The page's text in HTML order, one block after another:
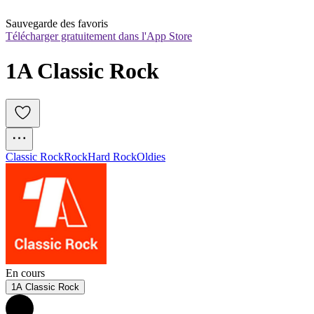
Sauvegarde des favoris
Télécharger gratuitement dans l'App Store
1A Classic Rock
Classic RockRockHard RockOldies
En cours
1A Classic Rock